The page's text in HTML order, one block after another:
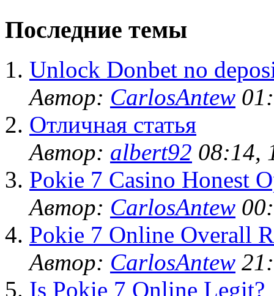
Последние темы
Unlock Donbet no
Автор: CarlosAntew
Отличная статья
Автор: albert92 08:14,
Pokie 7 Casino Honest
Автор: CarlosAntew
Pokie 7 Online Overall
Автор: CarlosAntew
Is Pokie 7 Online Legit?